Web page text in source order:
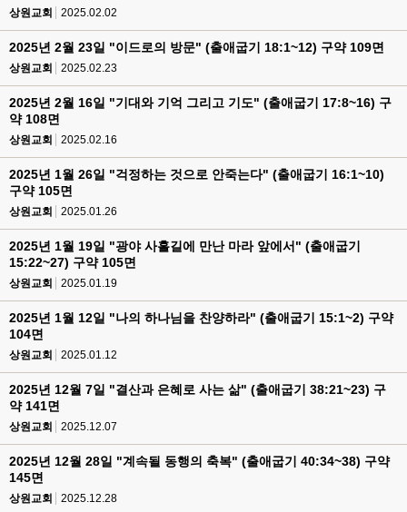
상원교회 2025.02.02
2025년 2월 23일 "이드로의 방문" (출애굽기 18:1~12) 구약 109면
상원교회 2025.02.23
2025년 2월 16일 "기대와 기억 그리고 기도" (출애굽기 17:8~16) 구
약 108면
상원교회 2025.02.16
2025년 1월 26일 "걱정하는 것으로 안죽는다" (출애굽기 16:1~10)
구약 105면
상원교회 2025.01.26
2025년 1월 19일 "광야 사흘길에 만난 마라 앞에서" (출애굽기
15:22~27) 구약 105면
상원교회 2025.01.19
2025년 1월 12일 "나의 하나님을 찬양하라" (출애굽기 15:1~2) 구약
104면
상원교회 2025.01.12
2025년 12월 7일 "결산과 은혜로 사는 삶" (출애굽기 38:21~23) 구
약 141면
상원교회 2025.12.07
2025년 12월 28일 "계속될 동행의 축복" (출애굽기 40:34~38) 구약
145면
상원교회 2025.12.28